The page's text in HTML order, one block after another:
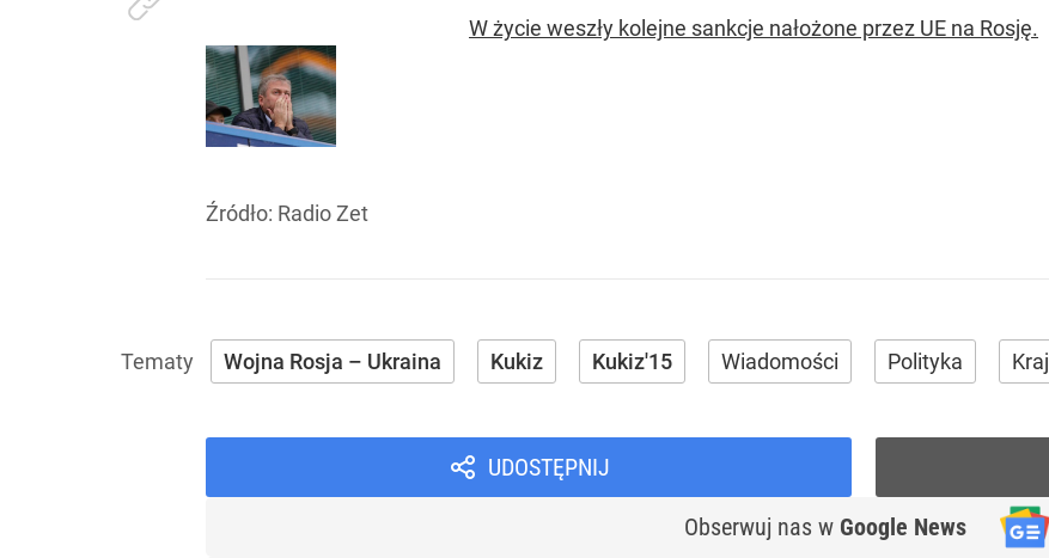
W życie weszły kolejne sankcje nałożone przez UE na Rosję.
Źródło: Radio Zet
Wojna Rosja – Ukraina Kukiz Kukiz'15 Wiadomości Polityka Kraj
UDOSTĘPNIJ
Obserwuj nas w Google News